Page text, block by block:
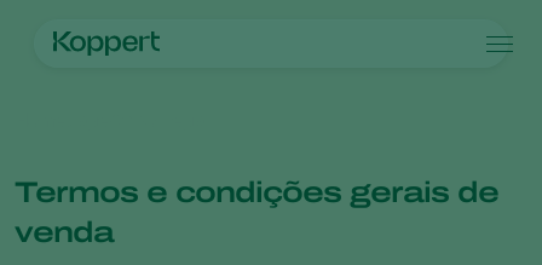
Controle de doenças
Inoculantes & Bioativadores
Vegetais de cultivos protegidos
Ornamentais
Pragas e doenças
Pragas de plantas
Sobre a Koppert
Sobre a Koppert
Busca
Termos e condições gerais de
venda